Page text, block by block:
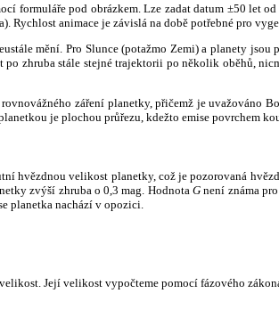
formuláře pod obrázkem. Lze zadat datum ±50 let
animace je závislá na době potřebné pro
mění. Pro Slunce (potažmo Zemi) a planety
po zhruba stále stejné trajektorii po několik oběhů,
záření planetky, přičemž je uvažováno
je plochou průřezu, kdežto emise povrchem
hvězdnou velikost planetky, což je pozorovaná
zvýší zhruba o 0,3 mag. HodnotaG není známa
planetka nachází v opozici.
Její velikost vypočteme pomocí fázového